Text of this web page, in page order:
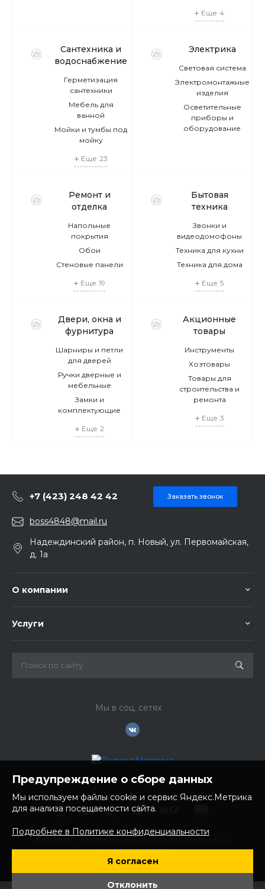
Еще 4
Сантехника и
водоснабжение
Герметизация
сантехники
Мебель для
ванной
Мойки и тумбы под
мойку
Еще 23
Электрика
Световая система
Электромонтажные
изделия
Осветительные
приборы и
оборудование
Ремонт и
отделка
Напольные
покрытия
Обои
Стеновые панели
Еще 19
Бытовая
техника
Звонки и
видеодомофоны
Техника для кухни
Техника для дома
Еще 5
Двери, окна и
фурнитура
Шарниры и петли
для дверей
Ручки дверные и
мебельные
Замки и
комплектующие
Еще 2
Акционные
товары
Инструменты
Хозтовары
Товары для
строительства и
ремонта
Еще 3
+7 (423) 248 42 42 Заказать звонок
boss4848@mail.ru
Надеждинский район, п. Новый, ул. Первомайская,
д. 1а
О компании
Услуги
Мы в соц. сетях
ИНН: 252100758085
ОГРНИП: 304250236200270
Юр. адрес: 692481 Приморский край, Надеждинский район,
с. Вольно- Надеждинское, ул. Торопова 12
Предупреждение о сборе данных
Мы используем файлы cookie и сервис Яндекс.Метрика
для анализа посещаемости сайта.
Подробнее в Политике конфиденциальности
Я согласен
Отклонить